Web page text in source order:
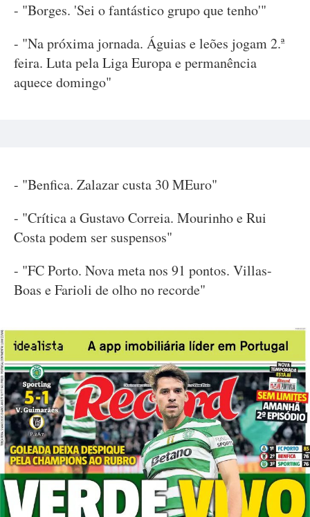
- "Borges. 'Sei o fantástico grupo que tenho'"
- "Na próxima jornada. Águias e leões jogam 2.ª
feira. Luta pela Liga Europa e permanência
aquece domingo"
- "Benfica. Zalazar custa 30 MEuro"
- "Crítica a Gustavo Correia. Mourinho e Rui
Costa podem ser suspensos"
- "FC Porto. Nova meta nos 91 pontos. Villas-
Boas e Farioli de olho no recorde"